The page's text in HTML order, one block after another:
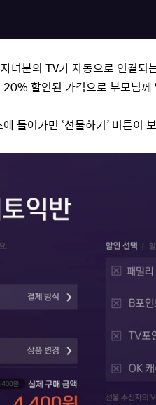
녀분의 TV가 자동으로 연결되
할인된 가격으로 부모님
들어가면 ‘선물하기’ 버튼이